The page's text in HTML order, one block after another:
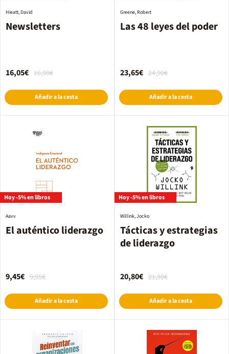
Newsletters
Hieatt, David
16,90€
16,05€
Añadir a la cesta
Las 48 leyes del poder
Greene, Robert
24,90€
23,65€
Añadir a la cesta
Hoy -5% en libros
El auténtico liderazgo
Aavv
9,95€
9,45€
Añadir a la cesta
Hoy -5% en libros
Tácticas y estrategias
de liderazgo
Willink, Jocko
21,90€
20,80€
Añadir a la cesta